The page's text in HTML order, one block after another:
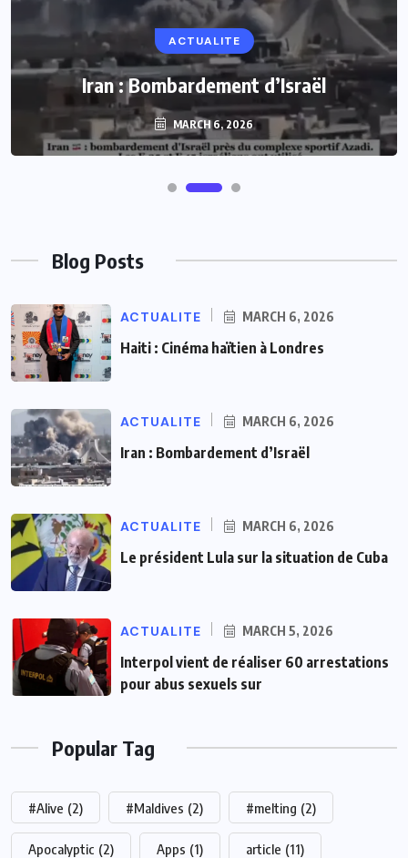
ACTUALITE
Iran : Bombardement d’Israël
MARCH 6, 2026
Blog Posts
ACTUALITE MARCH 6, 2026
Haiti : Cinéma haïtien à Londres
ACTUALITE MARCH 6, 2026
Iran : Bombardement d’Israël
ACTUALITE MARCH 6, 2026
Le président Lula sur la situation de Cuba
ACTUALITE MARCH 5, 2026
Interpol vient de réaliser 60 arrestations
pour abus sexuels sur
Popular Tag
#Alive (2) #Maldives (2) #melting (2)
Apocalyptic (2) Apps (1) article (11)